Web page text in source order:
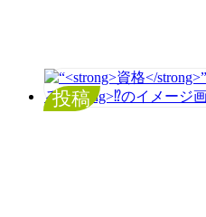
投稿